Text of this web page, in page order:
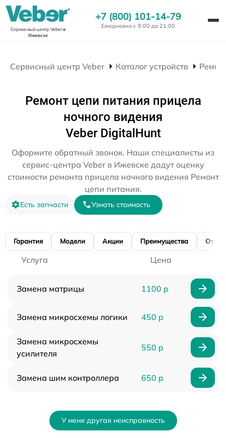
Сервисный центр Veberв
Ижевске
+7 (800) 101-14-79
Ежедневно с 9:00 до 21:00
Сервисный центр Veber Каталог устройств
Ремонт цепи питания прицела
ночного видения
Veber DigitalHunt
Оформите обратный звонок. Наши специалисты из
сервис-центра Veber в Ижевске дадут оценку
стоимости ремонта прицела ночного видения Ремонт
цепи питания.
Есть запчасти Узнать стоимость
Гарантия Модели Акции Преимущества
Услуга Цена
Замена матрицы 1100 р
Замена микросхемы логики 450 р
Замена микросхемы
усилителя
550 р
Замена шим контроллера 650 р
У меня другая неисправность